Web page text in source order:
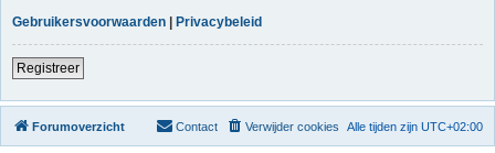
Gebruikersvoorwaarden | Privacybeleid
Registreer
Forumoverzicht Alle tijden zijn UTC+02:00
Verwijder cookies
Contact